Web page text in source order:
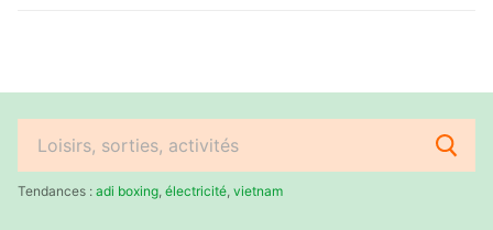
Rechercher
:Tendances : adi boxing électricité vietnam